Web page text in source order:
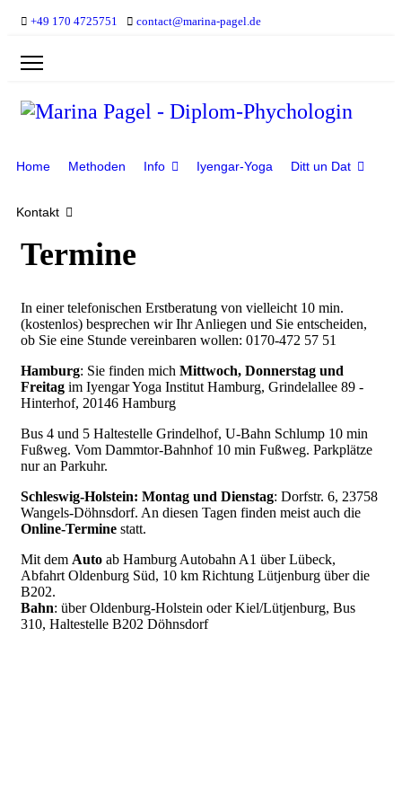
+49 170 4725751 contact@marina-pagel.de
Home Methoden Info Iyengar-Yoga Ditt un Dat
Kontakt
Termine
In einer telefonischen Erstberatung von vielleicht 10 min.
(kostenlos) besprechen wir Ihr Anliegen und Sie entscheiden,
ob Sie eine Stunde vereinbaren wollen: 0170-472 57 51
Hamburg: Sie finden mich Mittwoch, Donnerstag und
Freitag im Iyengar Yoga Institut Hamburg, Grindelallee 89 -
Hinterhof, 20146 Hamburg
Bus 4 und 5 Haltestelle Grindelhof, U-Bahn Schlump 10 min
Fußweg. Vom Dammtor-Bahnhof 10 min Fußweg. Parkplätze
nur an Parkuhr.
Schleswig-Holstein: Montag und Dienstag: Dorfstr. 6, 23758
Wangels-Döhnsdorf. An diesen Tagen finden meist auch die
Online-Termine statt.
Mit dem Auto ab Hamburg Autobahn A1 über Lübeck,
Abfahrt Oldenburg Süd, 10 km Richtung Lütjenburg über die
B202.
Bahn: über Oldenburg-Holstein oder Kiel/Lütjenburg, Bus
310, Haltestelle B202 Döhnsdorf